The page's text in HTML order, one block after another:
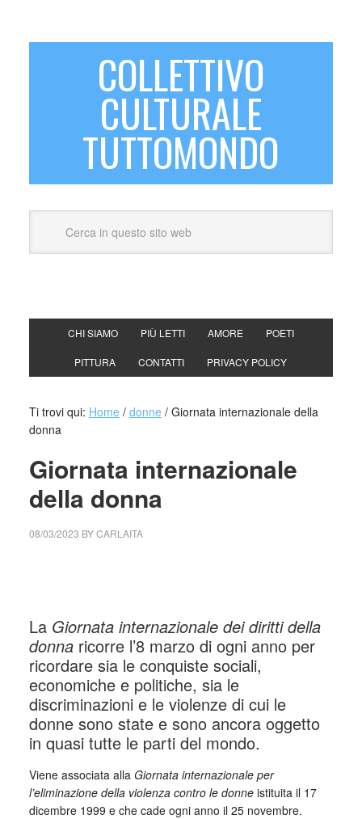
COLLETTIVO
CULTURALE
TUTTOMONDO
CHI SIAMO PIÙ LETTI AMORE POETI
PITTURA CONTATTI PRIVACY POLICY
Ti trovi qui: Home / donne /Giornata internazionale della
donna
Giornata internazionale
della donna
08/03/2023 BYCARLAITA
La Giornata internazionale dei diritti della
donnaricorre l’8 marzo di ogni anno per
ricordare sia le conquiste sociali,
economiche e politiche, sia le
discriminazioni e le violenze di cui le
donne sono state e sono ancora oggetto
in quasi tutte le parti del mondo.
Viene associata alla Giornata internazionale per
l’eliminazione della violenza contro le donneistituita il 17
dicembre 1999 e che cade ogni anno il 25 novembre.